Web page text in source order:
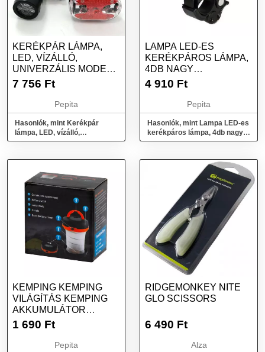
KERÉKPÁR LÁMPA,
LED, VÍZÁLLÓ,
UNIVERZÁLIS MODELL
5 LED ELŐL 9 LED...
7 756 Ft
Pepita
Hasonlók, mint Kerékpár
lámpa, LED, vízálló,
univerzális modell 5 Led elől 9
LAMPA LED-ES
KERÉKPÁROS LÁMPA,
4DB NAGY
FÉNYEREJŰ LED-DEL
4 910 Ft
Pepita
Hasonlók, mint Lampa LED-es
kerékpáros lámpa, 4db nagy
fényerejű LED-del (0193578)
KEMPING KEMPING
VILÁGÍTÁS KEMPING
AKKUMULÁTOR
FÁKLYA 2IN1 3
1 690 Ft
Pepita
RIDGEMONKEY NITE
GLO SCISSORS
6 490 Ft
Alza